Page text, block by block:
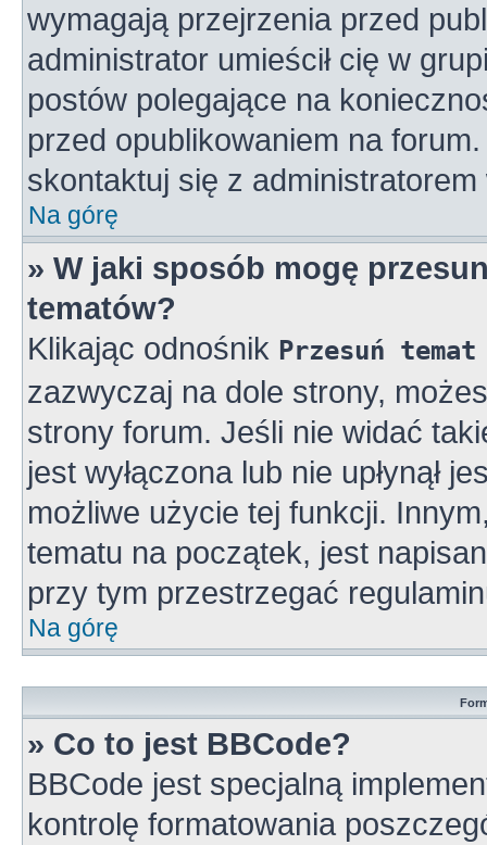
wymagają przejrzenia przed
administrator umieścił cię w
postów polegające na
przed opublikowaniem na
skontaktuj się z administratorem
Na górę
» W jaki sposób mogę
tematów?
Klikając odnośnik Przesuń
zazwyczaj na dole strony,
strony forum. Jeśli nie widać
jest wyłączona lub nie upłynął
możliwe użycie tej funkcji.
tematu na początek, jest
przy tym przestrzegać
Na górę
» Co to jest BBCode?
BBCode jest specjalną
kontrolę formatowania